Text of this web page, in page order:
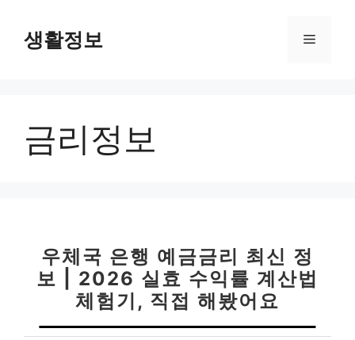
생활정보 메
금리정보
우체국 은행 예금금리 최신 정
보 | 2026 실효 수익률 계산법
체험기, 직접 해봤어요